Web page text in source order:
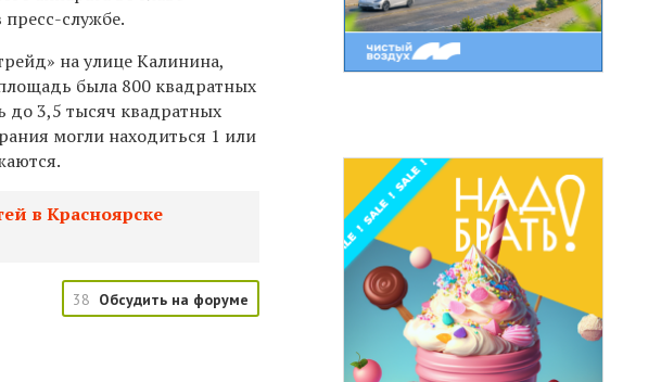
службе.
на улице Калинина,
была 800 квадратных
до 3,5 тысяч квадратных
могли находиться 1 или
в Красноярске
38 Обсудить на форуме